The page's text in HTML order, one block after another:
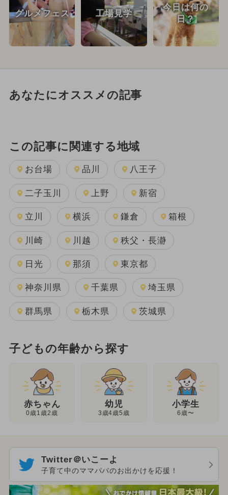
グルメフェス 工場見学
今日は何の
日？
あなたにオススメの記事
この記事に関連する地域
お台場 品川 八王子
二子玉川 上野 新宿
立川 横浜 鎌倉 箱根
川崎 川越 秩父・長瀞
日光 那須 東京都
神奈川県 千葉県 埼玉県
群馬県 栃木県 茨城県
子どもの年齢から探す
赤ちゃん
0歳1歳2歳
幼児
3歳4歳5歳
小学生
6歳〜
Twitter＠いこーよ
子育て中のママパパのお出かけを応援！